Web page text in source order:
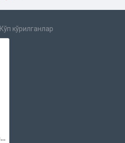
Кўп кўрилганлар
«Болалигим эртаклари» (кирил ва лотин алифбосида)